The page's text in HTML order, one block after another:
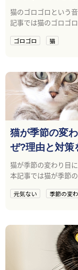
猫のゴロゴロという
記事では猫のゴロゴ
ゴロゴロ 猫
猫が季節の変
ぜ?理由と対策
猫が季節の変わり目
本記事では猫が季節
元気ない 季節の変